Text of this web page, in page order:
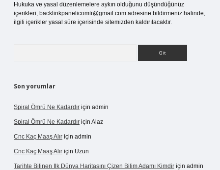
Hukuka ve yasal düzenlemelere aykırı olduğunu düşündüğünüz
içerikleri, backlinkpanelicomtr@gmail.com adresine bildirmeniz halinde,
ilgili içerikler yasal süre içerisinde sitemizden kaldırılacaktır.
Son yorumlar
Spiral Ömrü Ne Kadardır için admin
Spiral Ömrü Ne Kadardır için Alaz
Cnc Kaç Maaş Alır için admin
Cnc Kaç Maaş Alır için Uzun
Tarihte Bilinen Ilk Dünya Haritasını Çizen Bilim Adamı Kimdir için admin